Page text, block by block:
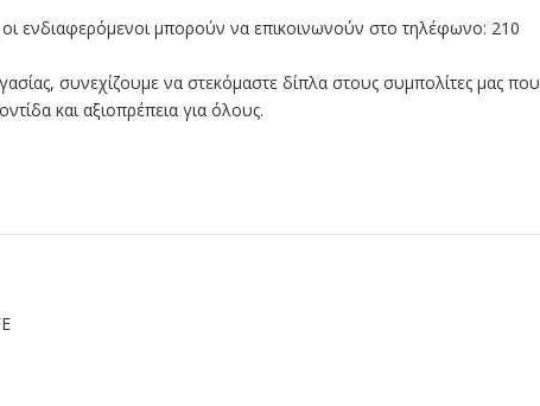
ενδιαφερόμενοι μπορούν να επικοινωνούν στο τηλέφωνο: 210
συνεχίζουμε να στεκόμαστε δίπλα στους συμπολίτες μας που
και αξιοπρέπεια για όλους.